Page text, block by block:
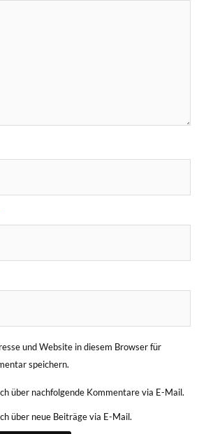
und Website in diesem Browser für
speichern.
über nachfolgende Kommentare via E-Mail.
über neue Beiträge via E-Mail.